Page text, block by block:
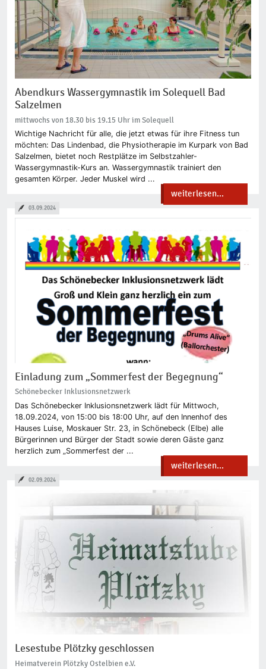
Abendkurs Wassergymnastik im Solequell Bad
Salzelmen
mittwochs von 18.30 bis 19.15 Uhr im Solequell
Wichtige Nachricht für alle, die jetzt etwas für ihre Fitness tun
möchten: Das Lindenbad, die Physiotherapie im Kurpark von Bad
Salzelmen, bietet noch Restplätze im Selbstzahler-
Wassergymnastik-Kurs an. Wassergymnastik trainiert den
gesamten Körper. Jeder Muskel wird ...
weiterlesen...
Einladung zum „Sommerfest der Begegnung“
Schönebecker Inklusionsnetzwerk
Das Schönebecker Inklusionsnetzwerk lädt für Mittwoch,
18.09.2024, von 15:00 bis 18:00 Uhr, auf den Innenhof des
Hauses Luise, Moskauer Str. 23, in Schönebeck (Elbe) alle
Bürgerinnen und Bürger der Stadt sowie deren Gäste ganz
herzlich zum „Sommerfest der ...
weiterlesen...
03.09.2024
Lesestube Plötzky geschlossen
Heimatverein Plötzky Ostelbien e.V.
02.09.2024